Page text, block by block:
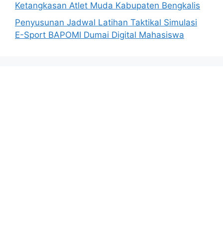
Ketangkasan Atlet Muda Kabupaten Bengkalis
Penyusunan Jadwal Latihan Taktikal Simulasi
E-Sport BAPOMI Dumai Digital Mahasiswa